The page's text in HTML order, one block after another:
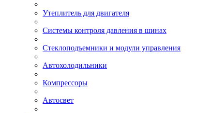
Утеплитель для двигателя
Системы контроля давления в шинах
Стеклоподъемники и модули управления
Автохолодильники
Компрессоры
Автосвет